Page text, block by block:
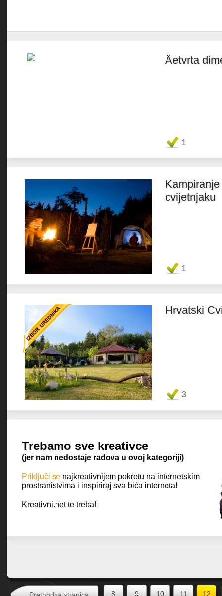
Äetvrta
1
cvijetnjaku
1
Hrvatski
Favorit 3
Trebamo sve kreativce
(jer nam nedostaje radova u ovoj kategoriji)
Priključi se najkreativnijem pokretu na internetskim
prostranistvima i inspiriraj sva bića interneta!
Kreativni.net te treba!
8 9 10 11 12